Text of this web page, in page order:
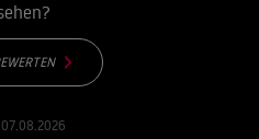
07.08.2026